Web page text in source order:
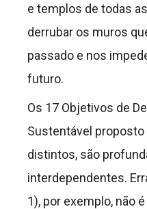
e templos de todas
derrubar os muros
passado e nos
futuro.
Os 17 Objetivos de
Sustentável proposto
distintos, são
interdependentes.
1), por exemplo, não